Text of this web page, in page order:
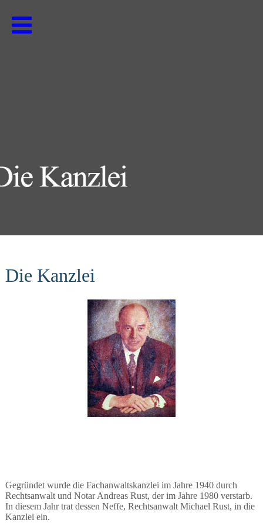
Die Kanzlei
Gegründet wurde die Fachanwaltskanzlei im Jahre 1940 durch
Rechtsanwalt und Notar Andreas Rust, der im Jahre 1980 verstarb.
In diesem Jahr trat dessen Neffe, Rechtsanwalt Michael Rust, in die
Kanzlei ein.